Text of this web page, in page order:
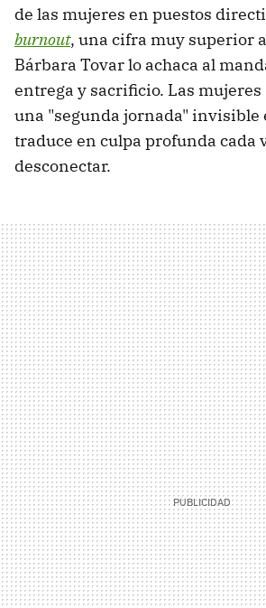
de las mujeres en puestos
burnout, una cifra muy superior
Bárbara Tovar lo achaca al
entrega y sacrificio. Las
una "segunda jornada" invisible
traduce en culpa profunda cada
desconectar.